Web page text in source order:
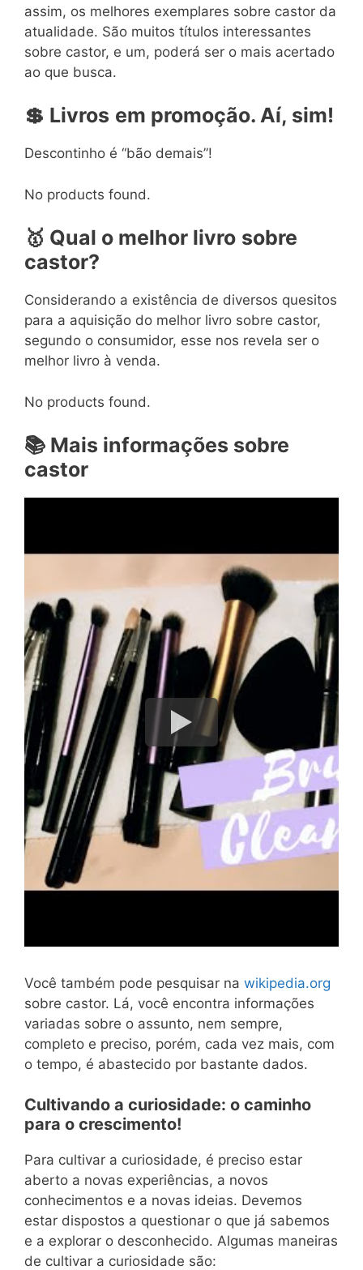
assim, os melhores exemplares sobre castor da
atualidade. São muitos títulos interessantes
sobre castor, e um, poderá ser o mais acertado
ao que busca.
💲 Livros em promoção. Aí, sim!
Descontinho é “bão demais”!
No products found.
🥇 Qual o melhor livro sobre
castor?
Considerando a existência de diversos quesitos
para a aquisição do melhor livro sobre castor,
segundo o consumidor, esse nos revela ser o
melhor livro à venda.
No products found.
📚 Mais informações sobre
castor
Você também pode pesquisar na wikipedia.org
sobre castor. Lá, você encontra informações
variadas sobre o assunto, nem sempre,
completo e preciso, porém, cada vez mais, com
o tempo, é abastecido por bastante dados.
Cultivando a curiosidade: o caminho
para o crescimento!
Para cultivar a curiosidade, é preciso estar
aberto a novas experiências, a novos
conhecimentos e a novas ideias. Devemos
estar dispostos a questionar o que já sabemos
e a explorar o desconhecido. Algumas maneiras
de cultivar a curiosidade são: